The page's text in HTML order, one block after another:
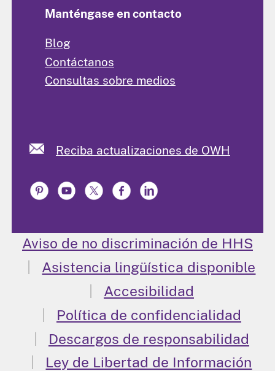
Manténgase en contacto
Blog
Contáctanos
Consultas sobre medios
Reciba actualizaciones de OWH
Aviso de no discriminación de HHS
Asistencia lingüística disponible
Accesibilidad
Política de confidencialidad
Descargos de responsabilidad
Ley de Libertad de Información